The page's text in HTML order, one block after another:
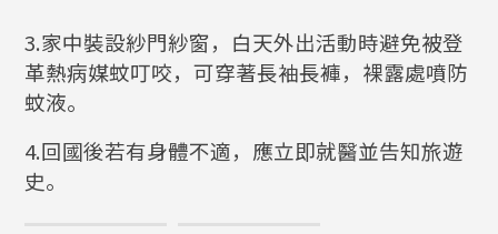
3.家中裝設紗門紗窗，白天外出活動時避免被登
革熱病媒蚊叮咬，可穿著長袖長褲，裸露處噴防
蚊液。
4.回國後若有身體不適，應立即就醫並告知旅遊
史。